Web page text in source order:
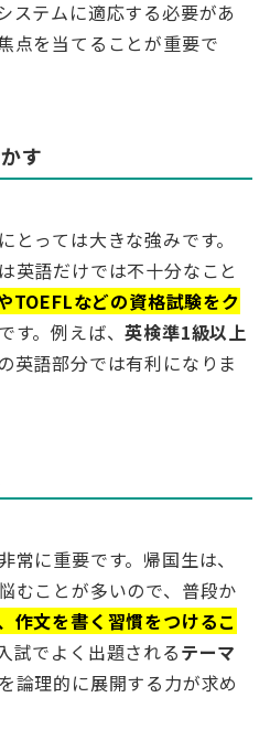
ステムに適応する必要があ
点を当てることが重要で
す
っては大きな強みです。
英語だけでは不十分なこと
TOEFLなどの資格試験をク
す。例えば、英検準1級以上
英語部分では有利になりま
に重要です。帰国生は、
むことが多いので、普段か
作文を書く習慣をつけるこ
試でよく出題されるテーマ
論理的に展開する力が求め